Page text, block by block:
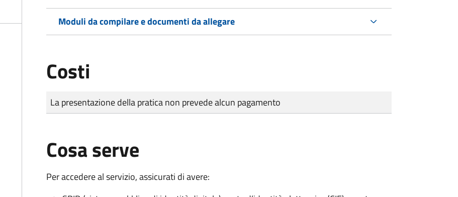
Moduli da compilare e documenti da allegare
Costi
Tipo di pagamento
Importo
La presentazione della pratica non prevede alcun pagamento
Cosa serve
Per accedere al servizio, assicurati di avere: